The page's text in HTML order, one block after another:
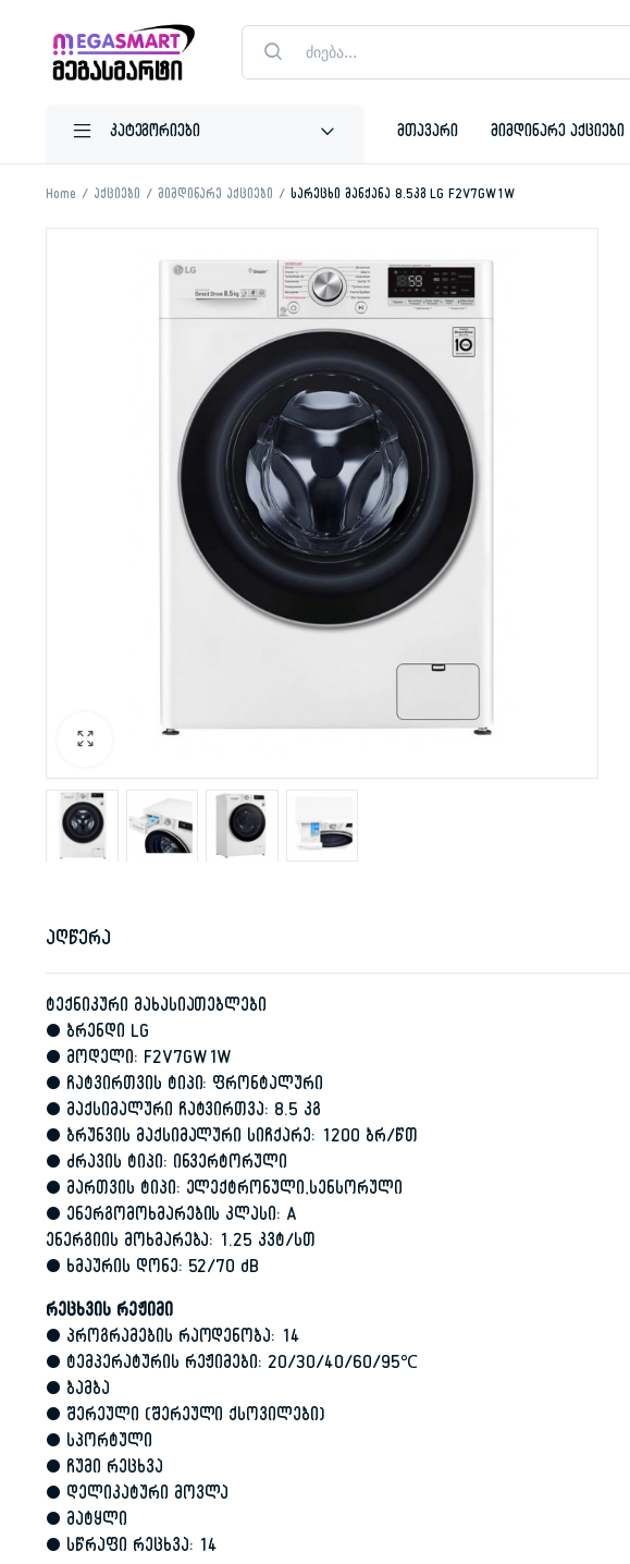
Products
search
მთავარი მიმდინარე აქციები
Home აქციები მიმდინარე აქციები სარეცხი მანქანა 8.5კგ LG F2V7GW1W
აღწერა
ტექნიკური მახასიათებლები
• ბრენდი LG
• მოდელი: F2V7GW1W
• ჩატვირთვის ტიპი: ფრონტალური
• მაქსიმალური ჩატვირთვა: 8.5 კგ
• ბრუნვის მაქსიმალური სიჩქარე: 1200 ბრ/წთ
• ძრავის ტიპი: ინვერტორული
• მართვის ტიპი: ელექტრონული,სენსორული
• ენერგომოხმარების კლასი: A
ენერგიის მოხმარება: 1.25 კვტ/სთ
• ხმაურის დონე: 52/70 dB
რეცხვის რეჟიმი
• პროგრამების რაოდენობა: 14
• ტემპერატურის რეჟიმები: 20/30/40/60/95℃
• ბამბა
• შერეული (შერეული ქსოვილები)
• სპორტული
• ჩუმი რეცხვა
• დელიკატური მოვლა
• მატყლი
• სწრაფი რეცხვა: 14